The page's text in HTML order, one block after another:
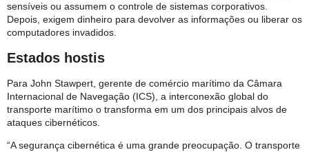
sensíveis ou assumem o controle de sistemas corporativos.
Depois, exigem dinheiro para devolver as informações ou liberar os
computadores invadidos.
Estados hostis
Para John Stawpert, gerente de comércio marítimo da Câmara
Internacional de Navegação (ICS), a interconexão global do
transporte marítimo o transforma em um dos principais alvos de
ataques cibernéticos.
“A segurança cibernética é uma grande preocupação. O transporte